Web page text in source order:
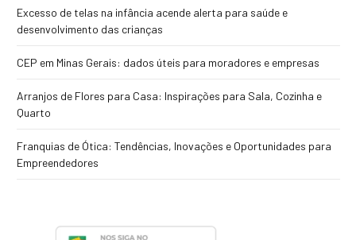
Excesso de telas na infância acende alerta para saúde e
desenvolvimento das crianças
CEP em Minas Gerais: dados úteis para moradores e empresas
Arranjos de Flores para Casa: Inspirações para Sala, Cozinha e
Quarto
Franquias de Ótica: Tendências, Inovações e Oportunidades para
Empreendedores